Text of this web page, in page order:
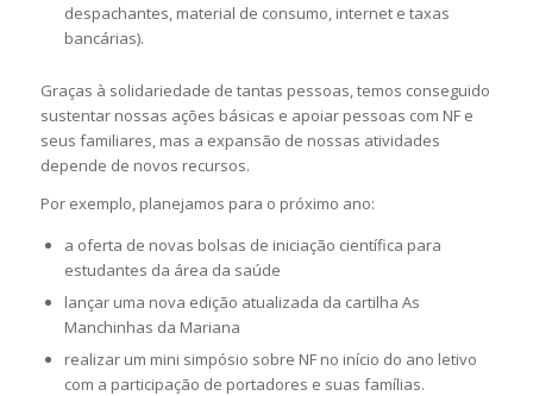
despachantes, material de consumo, internet e taxas
bancárias).
Graças à solidariedade de tantas pessoas, temos conseguido
sustentar nossas ações básicas e apoiar pessoas com NF e
seus familiares, mas a expansão de nossas atividades
depende de novos recursos.
Por exemplo, planejamos para o próximo ano:
a oferta de novas bolsas de iniciação científica para
estudantes da área da saúde
lançar uma nova edição atualizada da cartilha As
Manchinhas da Mariana
realizar um mini simpósio sobre NF no início do ano letivo
com a participação de portadores e suas famílias.